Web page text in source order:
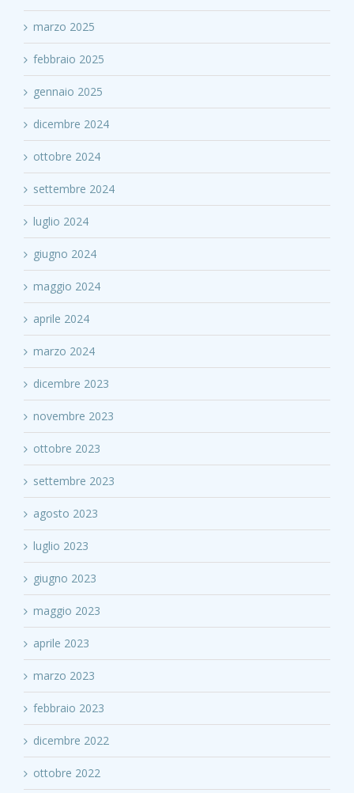
marzo 2025
febbraio 2025
gennaio 2025
dicembre 2024
ottobre 2024
settembre 2024
luglio 2024
giugno 2024
maggio 2024
aprile 2024
marzo 2024
dicembre 2023
novembre 2023
ottobre 2023
settembre 2023
agosto 2023
luglio 2023
giugno 2023
maggio 2023
aprile 2023
marzo 2023
febbraio 2023
dicembre 2022
ottobre 2022